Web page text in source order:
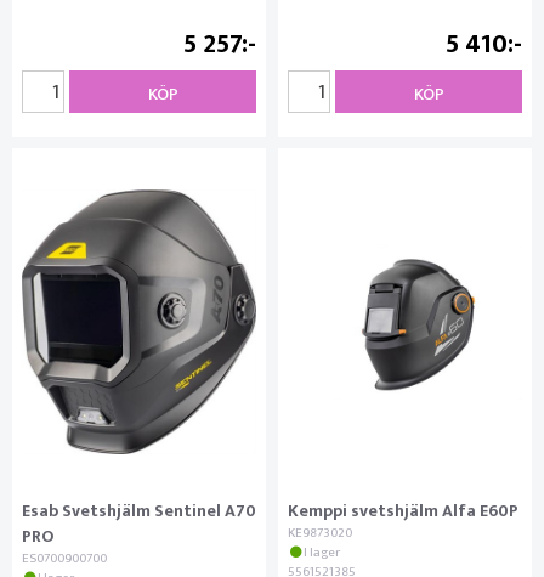
5 257
KÖP
5 410
KÖP
Esab Svetshjälm Sentinel A70
PRO
ES0700900700
Kemppi svetshjälm Alfa E60P
KE9873020
I lager
5561521385